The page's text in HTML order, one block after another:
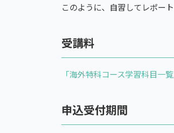
このように、自習してレポー
受講料
「海外特科コース学習科目一覧
申込受付期間